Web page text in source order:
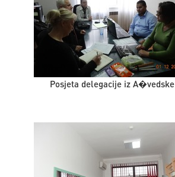
Posjeta delegacije iz A�vedske